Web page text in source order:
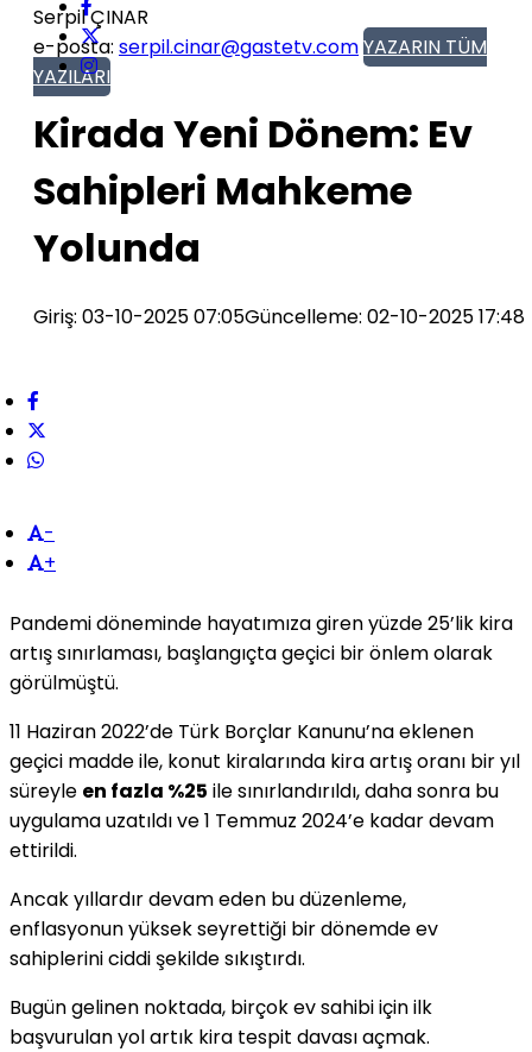
Serpil ÇINAR
e-posta: serpil.cinar@gastetv.comYAZARIN TÜM
YAZILARI
Kirada Yeni Dönem: Ev
Sahipleri Mahkeme
Yolunda
Giriş: 03-10-2025 07:05Güncelleme: 02-10-2025 17:48
-
+
Pandemi döneminde hayatımıza giren yüzde 25’lik kira
artış sınırlaması, başlangıçta geçici bir önlem olarak
görülmüştü.
11 Haziran 2022’de Türk Borçlar Kanunu’na eklenen
geçici madde ile, konut kiralarında kira artış oranı bir yıl
süreyle en fazla %25 ile sınırlandırıldı, daha sonra bu
uygulama uzatıldı ve 1 Temmuz 2024’e kadar devam
ettirildi.
Ancak yıllardır devam eden bu düzenleme,
enflasyonun yüksek seyrettiği bir dönemde ev
sahiplerini ciddi şekilde sıkıştırdı.
Bugün gelinen noktada, birçok ev sahibi için ilk
başvurulan yol artık kira tespit davası açmak.